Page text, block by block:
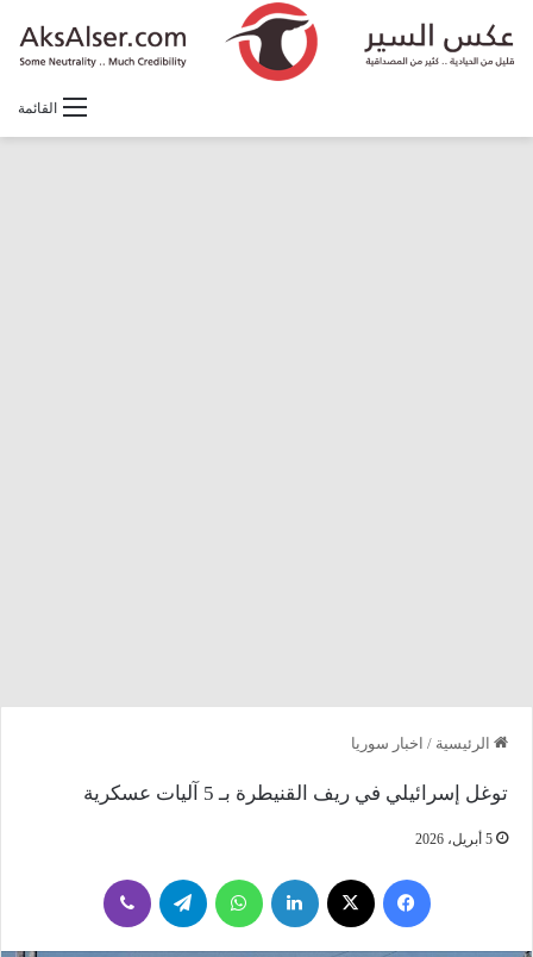
القائمة
الرئيسية / اخبار سوريا
توغل إسرائيلي في ريف القنيطرة بـ 5 آليات عسكرية
5 أبريل، 2026
فيسبوك لينكدإن واتساب تيلقرام